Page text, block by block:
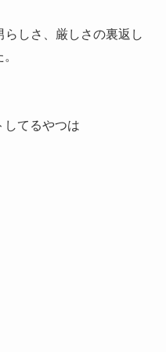
しさ、厳しさの裏返し
してるやつは